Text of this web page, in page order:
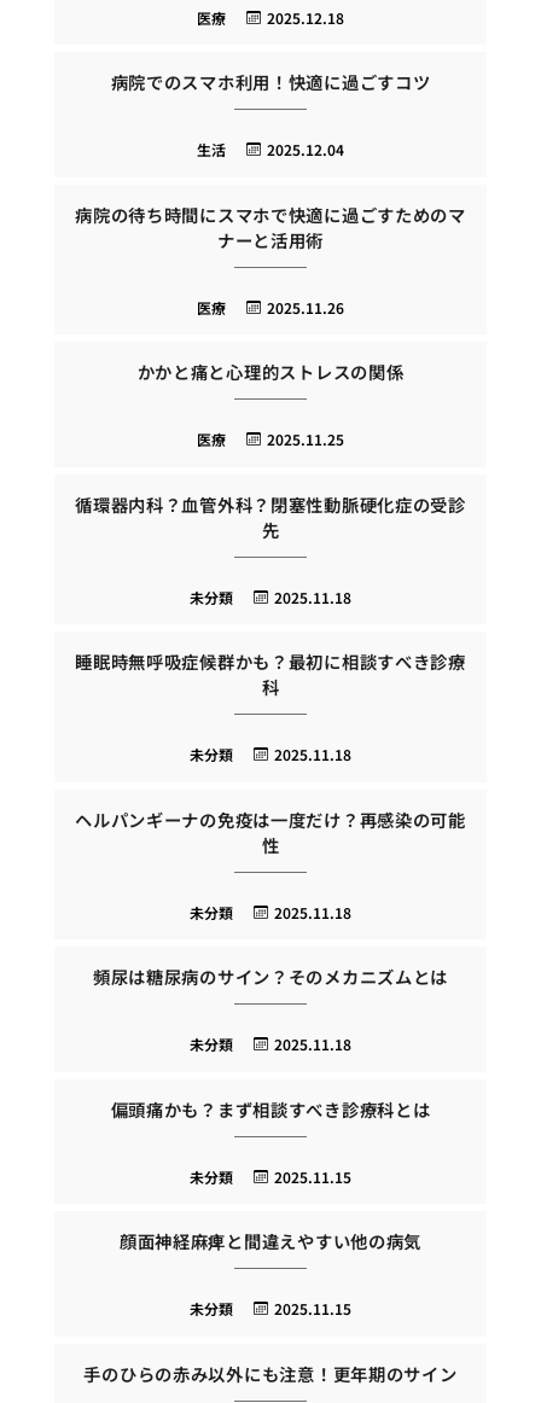
2025.12.18
医療
病院でのスマホ利用！快適に過ごすコツ
2025.12.04
生活
病院の待ち時間にスマホで快適に過ごすためのマ
ナーと活用術
2025.11.26
医療
かかと痛と心理的ストレスの関係
2025.11.25
医療
循環器内科？血管外科？閉塞性動脈硬化症の受診
先
2025.11.18
未分類
睡眠時無呼吸症候群かも？最初に相談すべき診療
科
2025.11.18
未分類
ヘルパンギーナの免疫は一度だけ？再感染の可能
性
2025.11.18
未分類
頻尿は糖尿病のサイン？そのメカニズムとは
2025.11.18
未分類
偏頭痛かも？まず相談すべき診療科とは
2025.11.15
未分類
顔面神経麻痺と間違えやすい他の病気
2025.11.15
未分類
手のひらの赤み以外にも注意！更年期のサイン